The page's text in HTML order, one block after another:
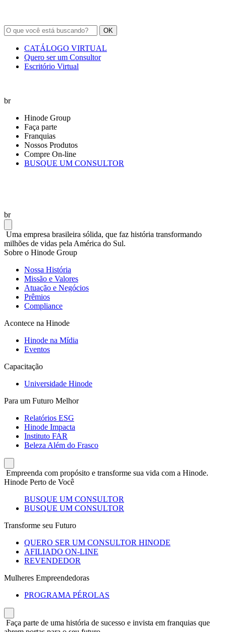
OK
CATÁLOGO VIRTUAL
Quero ser um Consultor
Escritório Virtual
br
Hinode Group
Faça parte
Franquias
Nossos Produtos
Compre On-line
BUSQUE UM CONSULTOR
br
Uma empresa brasileira sólida, que faz história transformando
milhões de vidas pela América do Sul.
Sobre o Hinode Group
Nossa História
Missão e Valores
Atuação e Negócios
Prêmios
Compliance
Acontece na Hinode
Hinode na Mídia
Eventos
Capacitação
Universidade Hinode
Para um Futuro Melhor
Relatórios ESG
Hinode Impacta
Instituto FAR
Beleza Além do Frasco
Empreenda com propósito e transforme sua vida com a Hinode.
Hinode Perto de Você
BUSQUE UM CONSULTOR
BUSQUE UM CONSULTOR
Transforme seu Futuro
QUERO SER UM CONSULTOR HINODE
AFILIADO ON-LINE
REVENDEDOR
Mulheres Empreendedoras
PROGRAMA PÉROLAS
Faça parte de uma história de sucesso e invista em franquias que